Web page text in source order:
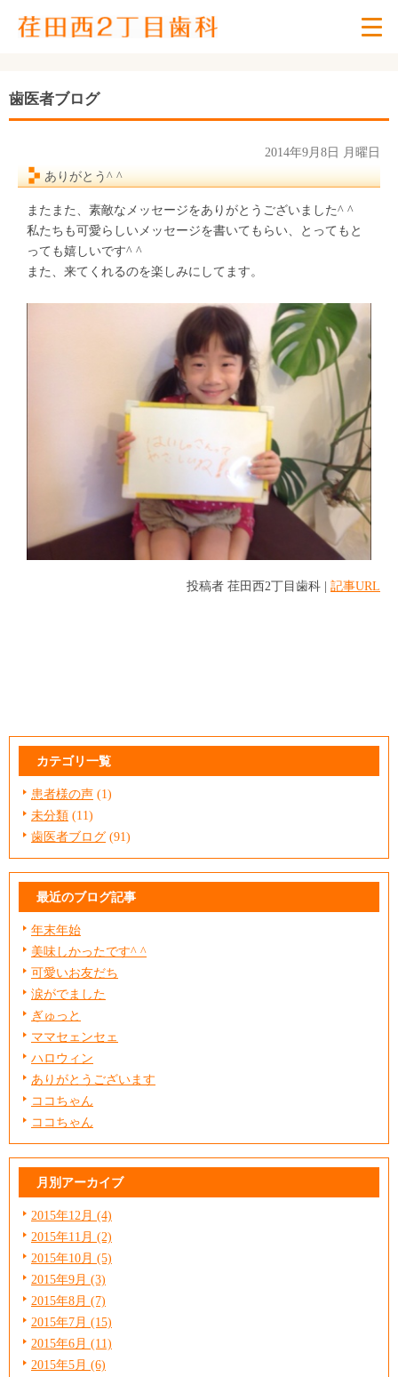
歯医者ブログ
2014年9月8日 月曜日
ありがとう^ ^
またまた、素敵なメッセージをありがとうございました^ ^
私たちも可愛らしいメッセージを書いてもらい、とってもと
っても嬉しいです^ ^
また、来てくれるのを楽しみにしてます。
投稿者 荏田西2丁目歯科 | 記事URL
カテゴリ一覧
患者様の声 (1)
未分類 (11)
歯医者ブログ (91)
最近のブログ記事
年末年始
美味しかったです^ ^
可愛いお友だち
涙がでました
ぎゅっと
ママセェンセェ
ハロウィン
ありがとうございます
ココちゃん
ココちゃん
月別アーカイブ
2015年12月 (4)
2015年11月 (2)
2015年10月 (5)
2015年9月 (3)
2015年8月 (7)
2015年7月 (15)
2015年6月 (11)
2015年5月 (6)